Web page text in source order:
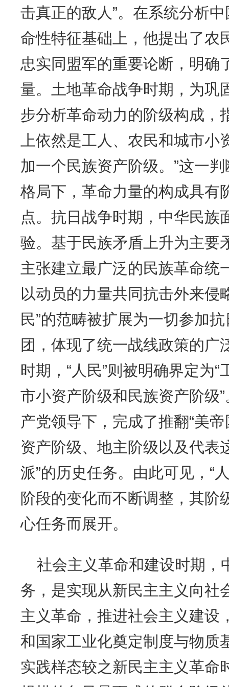
击真正的敌人”。在系统分析
命性特征基础上，他提出了农
忠实同盟军的重要论断，明确
量。土地革命战争时期，为巩
步分析革命动力的阶级构成，
上依然是工人、农民和城市
加一个民族资产阶级。”这一
格局下，革命力量的构成具有
点。抗日战争时期，中华民族
验。基于民族矛盾上升为主要
主张建立最广泛的民族革命统
以动员的力量共同抗击外来侵
民”的范畴被扩展为一切参加
团，体现了统一战线政策的广
时期，“人民”则被明确界定为
市小资产阶级和民族资产阶级
产党领导下，完成了推翻“美
资产阶级、地主阶级以及代表
派”的历史任务。由此可见，“
阶段的变化而不断调整，其阶
心任务而展开。
社会主义革命和建设时期，
务，是实现从新民主主义向社
主义革命，推进社会主义建设
和国家工业化奠定制度与物质
实践样态较之新民主主义革命